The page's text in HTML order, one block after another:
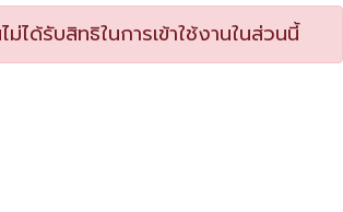
ได้รับสิทธิในการเข้าใช้งานในส่วนนี้